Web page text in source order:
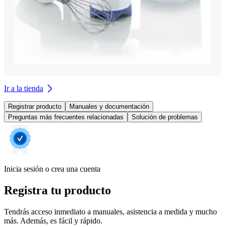
Ir a la tienda
Registrar producto
Manuales y documentación
Preguntas más frecuentes relacionadas
Solución de problemas
Inicia sesión o crea una cuenta
Registra tu producto
Tendrás acceso inmediato a manuales, asistencia a medida y mucho
más. Además, es fácil y rápido.